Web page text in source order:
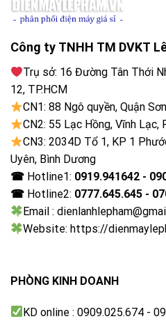
Thiết kế tiện dụng
Máy sấy Whirlpool 15kg
cửa mở dọc rất tiện lợi, bạn
ra nhanh chóng. Đồng thời,
3LWED4705FW còn trang bị
rất tốt và bền hơn dạng điều
Công ty TNHH TM DVKT
Trụ sở: 16 Đường Tân Thới
12, TP.HCM
CN1: 88 Ngô quyền, Quận
CN2: 55 Lạc Hồng, Vĩnh Lạc,
CN3: 2034D Tổ 1, KP 1
Uyên, Bình Dương
☎ Hotline1: 0919.941642 -
☎ Hotline2: 0777.645.645 -
Email :
Website: https://
PHÒNG KINH DOANH
KD online : 0909.025.674 -